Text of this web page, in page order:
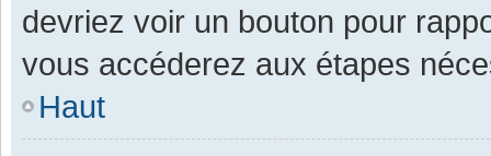
devriez voir un bouton pour
vous accéderez aux étapes
Haut